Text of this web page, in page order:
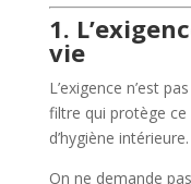
1.
vie
L’exigence n’est
filtre qui protège
d’hygiène intérieure.
On ne demande